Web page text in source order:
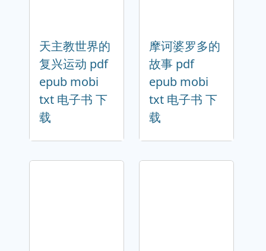
天主教世界的
复兴运动 pdf
epub mobi
txt 电子书 下
载
摩诃婆罗多的
故事 pdf
epub mobi
txt 电子书 下
载